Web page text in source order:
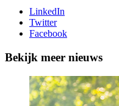
LinkedIn
Twitter
Facebook
Bekijk meer nieuws